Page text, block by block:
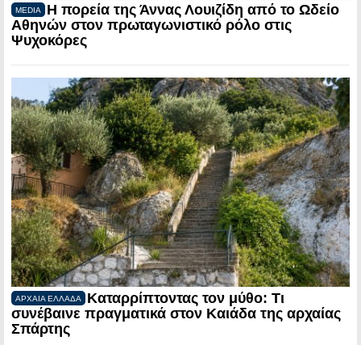
MEDIA
Η πορεία της Άννας Λουιζίδη από το Ωδείο
Αθηνών στον πρωταγωνιστικό ρόλο στις
Ψυχοκόρες
ΑΡΧΑΙΑ ΕΛΛΑΔΑ
Καταρρίπτοντας τον μύθο: Τι
συνέβαινε πραγματικά στον Καιάδα της αρχαίας
Σπάρτης